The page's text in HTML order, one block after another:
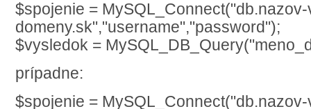
$spojenie =
domeny.sk","username","password");
$vysledok =
prípadne:
$spojenie =